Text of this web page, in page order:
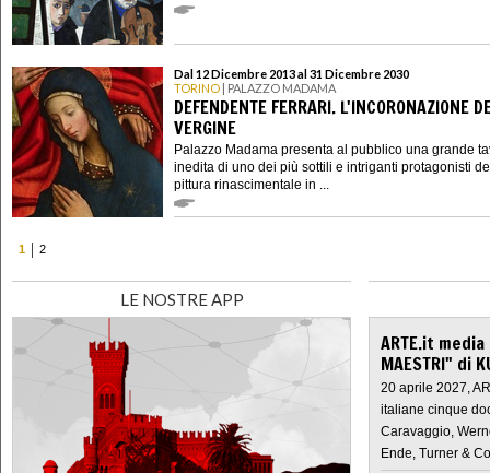
Dal 12 Dicembre 2013 al 31 Dicembre 2030
TORINO | PALAZZO MADAMA
DEFENDENTE FERRARI. L'INCORONAZIONE
VERGINE
Palazzo Madama presenta al pubblico una grande
inedita di uno dei più sottili e intriganti protagonisti
pittura rinascimentale in ...
1 2
LE NOSTRE APP
ARTE.it
MAESTRI" di
20 aprile 2027,
italiane cinque
Caravaggio,
Ende, Turner &